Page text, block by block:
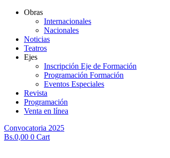
Obras
Internacionales
Nacionales
Noticias
Teatros
Ejes
Inscripción Eje de Formación
Programación Formación
Eventos Especiales
Revista
Programación
Venta en línea
Convocatoria 2025
Bs.0,00 0 Cart